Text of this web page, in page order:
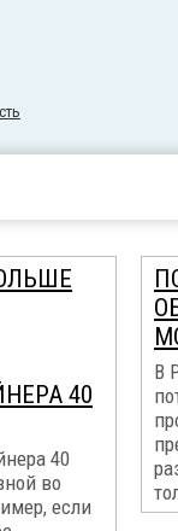
40
40
во
если
В